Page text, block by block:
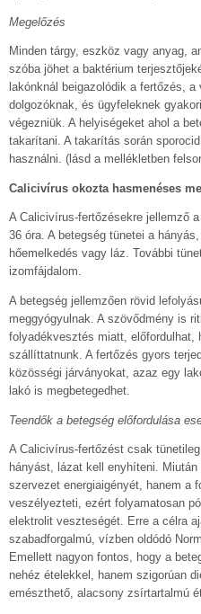
Megelőzés
Minden tárgy, eszköz vagy anyag,
szóba jöhet a baktérium
lakónknál beigazolódik a fertőzés,
dolgozóknak, és ügyfeleknek
végezniük. A helyiségeket ahol a
takarítani. A takarítás során
használni. (lásd a mellékletben
Calicivírus okozta hasmenéses
A Calicivírus-fertőzésekre jellemző
36 óra. A betegség tünetei a
hőemelkedés vagy láz. További
izomfájdalom.
A betegség jellemzően rövid
meggyógyulnak. A szövődmény is
folyadékvesztés miatt, előfordulhat,
szállíttatnunk. A fertőzés gyors
közösségi járványokat, azaz egy
lakó is megbetegedhet.
Teendők a betegség előfordulása
A Calicivírus-fertőzést csak
hányást, lázat kell enyhíteni.
szervezet energiaigényét, hanem a
veszélyezteti, ezért folyamatosan
elektrolit veszteségét. Erre a célra
szabadforgalmú, vízben oldódó
Emellett nagyon fontos, hogy a
nehéz ételekkel, hanem szigorúan
emészthető, alacsony zsírtartalmú